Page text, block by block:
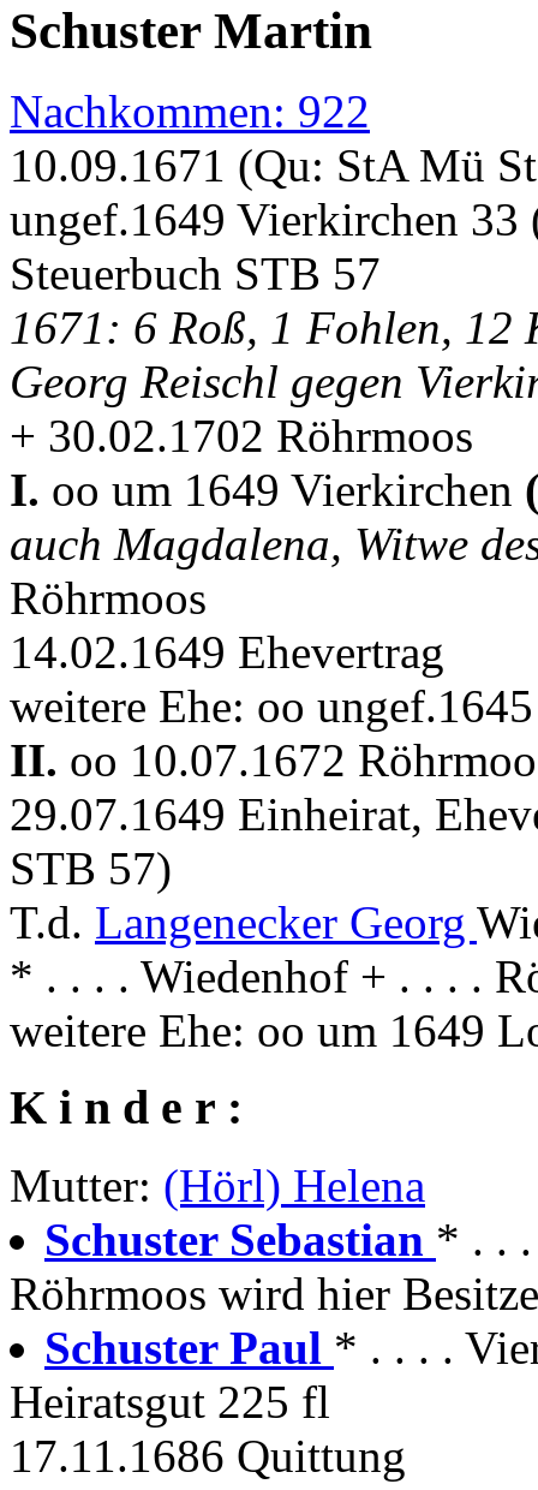
Schuster Martin
Nachkommen: 922
10.09.1671 (Qu: StA Mü
ungef.1649 Vierkirchen
Steuerbuch STB 57
1671: 6 Roß, 1 Fohlen, 12
Georg Reischl gegen
+ 30.02.1702 Röhrmoos
I. oo um 1649 Vierkirchen
auch Magdalena, Witwe
Röhrmoos
14.02.1649 Ehevertrag
weitere Ehe: oo
II. oo 10.07.1672
29.07.1649 Einheirat,
STB 57)
T.d. Langenecker Georg
* . . . . Wiedenhof + . . . .
weitere Ehe: oo um 1649
K i n d e r :
Mutter: (Hörl) Helena
Schuster Sebastian * . .
Röhrmoos wird hier
Schuster Paul * . . . .
Heiratsgut 225 fl
17.11.1686 Quittung